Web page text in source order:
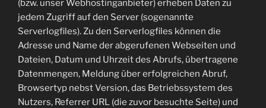
(bzw. unser Webhostinganbieter) erheben Daten zu
jedem Zugriff auf den Server (sogenannte
Serverlogfiles). Zu den Serverlogfiles können die
Adresse und Name der abgerufenen Webseiten und
Dateien, Datum und Uhrzeit des Abrufs, übertragene
Datenmengen, Meldung über erfolgreichen Abruf,
Browsertyp nebst Version, das Betriebssystem des
Nutzers, Referrer URL (die zuvor besuchte Seite) und